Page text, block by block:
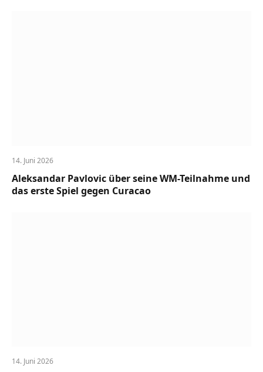
14. Juni 2026
Aleksandar Pavlovic über seine WM-Teilnahme und
das erste Spiel gegen Curacao
14. Juni 2026